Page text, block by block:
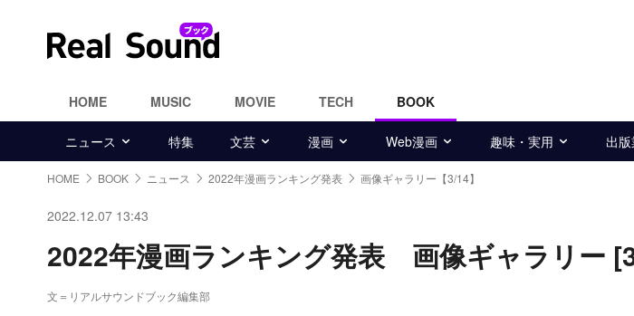
HOME MUSIC MOVIE TECH BOOK
ニュース 特集 文芸 漫画 Web漫画 趣味・実用 出
HOME BOOK ニュース 2022年漫画ランキング発表 画像ギャラリー【3/14】
2022.12.07 13:43
2022年漫画ランキング発表 画像ギャラリー
文＝リアルサウンドブック編集部